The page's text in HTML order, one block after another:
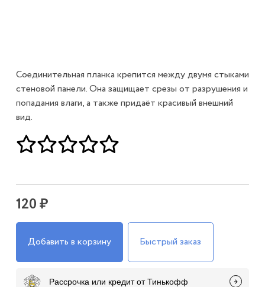
Соединительная планка крепится между двумя стыками
стеновой панели. Она защищает срезы от разрушения и
попадания влаги, а также придаёт красивый внешний
вид.
120 ₽
Добавить в корзину Быстрый заказ
Рассрочка или кредит от Тинькофф